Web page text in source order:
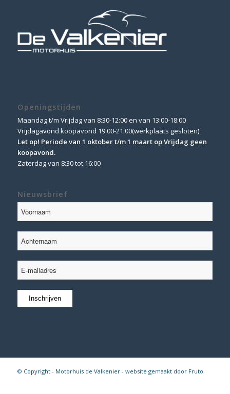
Openingstijden
Maandag t/m Vrijdag van 8:30-12:00 en van 13:00-18:00
Vrijdagavond koopavond 19:00-21:00(werkplaats gesloten)
Let op! Periode van 1 oktober t/m 1 maart op Vrijdag geen
koopavond.
Zaterdag van 8:30 tot 16:00
Nieuwsbrief
© Copyright - Motorhuis de Valkenier - website gemaakt door Fruto